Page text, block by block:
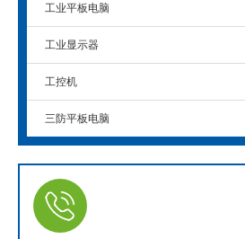
工业平板电脑
工业显示器
工控机
三防平板电脑